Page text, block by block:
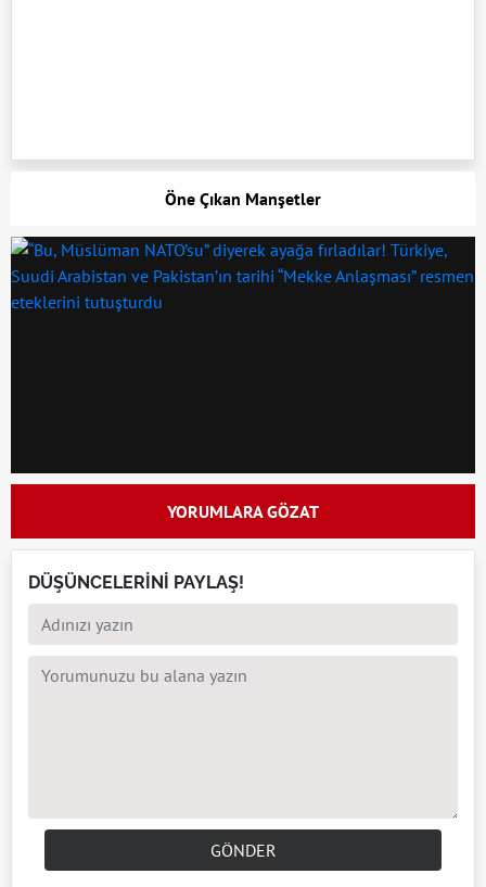
Öne Çıkan Manşetler
YORUMLARA GÖZAT
DÜŞÜNCELERİNİ PAYLAŞ!
GÖNDER